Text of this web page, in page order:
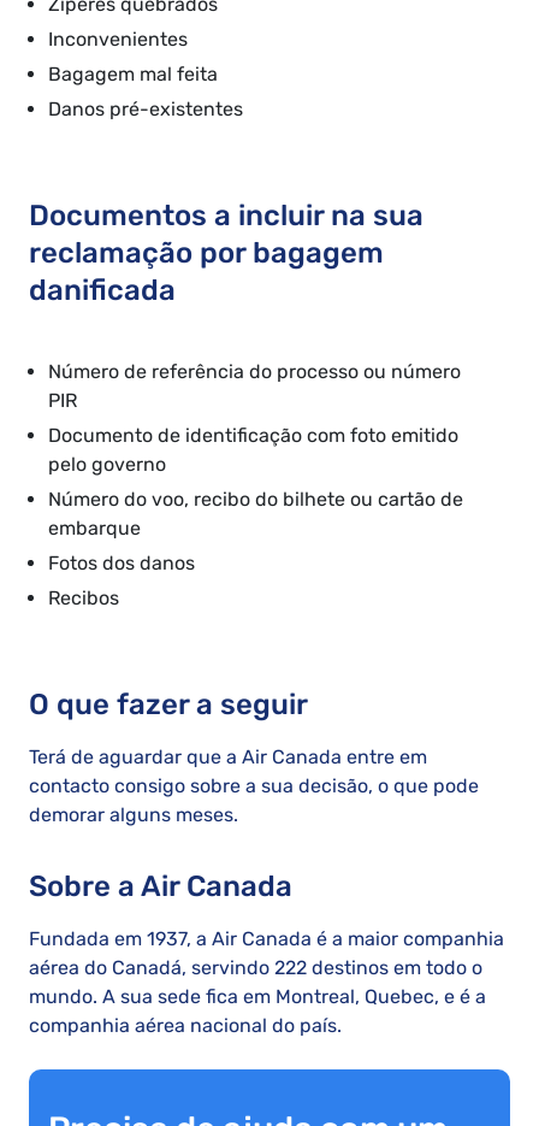
Inconvenientes
Bagagem mal feita
Danos pré-existentes
Documentos a incluir na sua
reclamação por bagagem
danificada
Número de referência do processo ou número
PIR
Documento de identificação com foto emitido
pelo governo
Número do voo, recibo do bilhete ou cartão de
embarque
Fotos dos danos
Recibos
O que fazer a seguir
Terá de aguardar que a Air Canada entre em
contacto consigo sobre a sua decisão, o que pode
demorar alguns meses.
Sobre a Air Canada
Fundada em 1937, a Air Canada é a maior companhia
aérea do Canadá, servindo 222 destinos em todo o
mundo. A sua sede fica em Montreal, Quebec, e é a
companhia aérea nacional do país.